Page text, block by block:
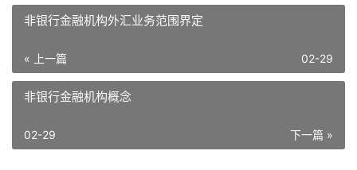
非银行金融机构外汇业务范围界定
« 上一篇 02-29
非银行金融机构概念
下一篇 »
02-29